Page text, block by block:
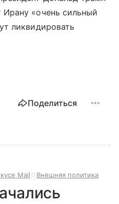
«очень сильный
ликвидировать
Поделиться
Mail Внешняя политика